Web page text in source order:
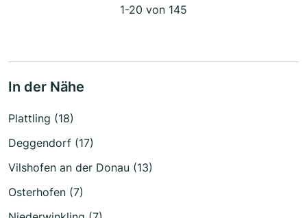
1-20 von 145
In der Nähe
Plattling (18)
Deggendorf (17)
Vilshofen an der Donau (13)
Osterhofen (7)